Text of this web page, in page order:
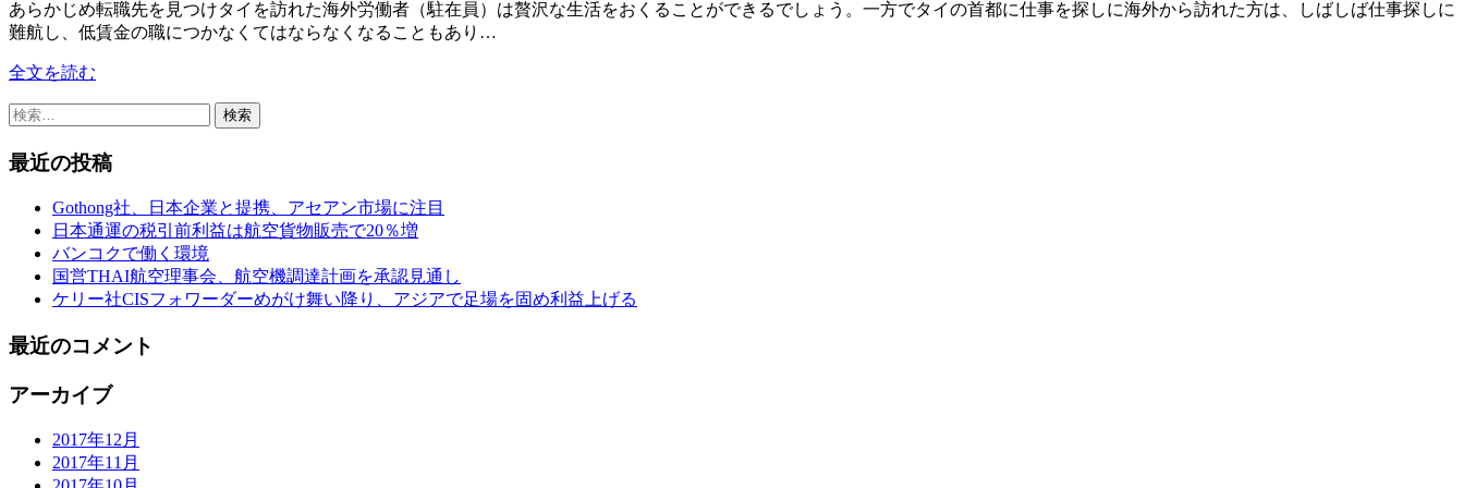
あらかじめ転職先を見つけタイを訪れた海外労働者（駐在員）は贅沢な生活をおくることができるでしょう。一方でタイの首都に仕事を探しに海外から訪れた方は、しばしば仕事探しに
難航し、低賃金の職につかなくてはならなくなることもあり…
全文を読む
検
最近の投稿
Gothong社、日本企業と提携、アセアン市場に注目
日本通運の税引前利益は航空貨物販売で20％増
バンコクで働く環境
国営THAI航空理事会、航空機調達計画を承認見通し
ケリー社CISフォワーダーめがけ舞い降り、アジアで足場を固め利益上げる
最近のコメント
アーカイブ
2017年12月
2017年11月